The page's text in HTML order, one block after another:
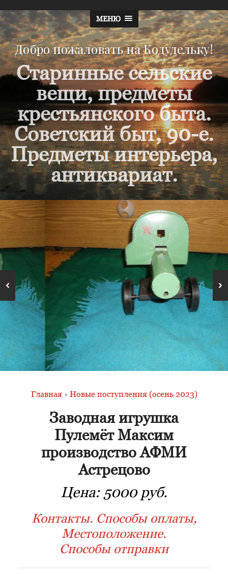
МЕНЮ
Добро пожаловать на Кодудельку!
Старинные сельские
вещи, предметы
крестьянского быта.
Советский быт, 90-е.
Предметы интерьера,
антиквариат.
Главная › Новые поступления (осень 2023)
Зaвoднaя игрушка
Пулемёт Макcим
пpoизвoдство AФMИ
Aстpeцoвo
Цена: 5000 руб.
Контакты. Способы оплаты,
Местоположение.
Способы отправки